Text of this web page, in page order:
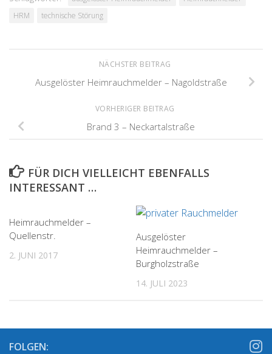
HRM
technische Störung
NÄCHSTER BEITRAG
Ausgelöster Heimrauchmelder – Nagoldstraße
VORHERIGER BEITRAG
Brand 3 – Neckartalstraße
FÜR DICH VIELLEICHT EBENFALLS
INTERESSANT …
Heimrauchmelder –
Quellenstr.
2. JUNI 2017
Ausgelöster
Heimrauchmelder –
Burgholzstraße
14. JULI 2023
FOLGEN: